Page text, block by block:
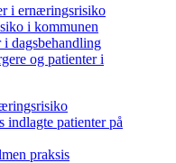
i ernæringsrisiko
i kommunen
i dagsbehandling
og patienter i
patienter på
praksis